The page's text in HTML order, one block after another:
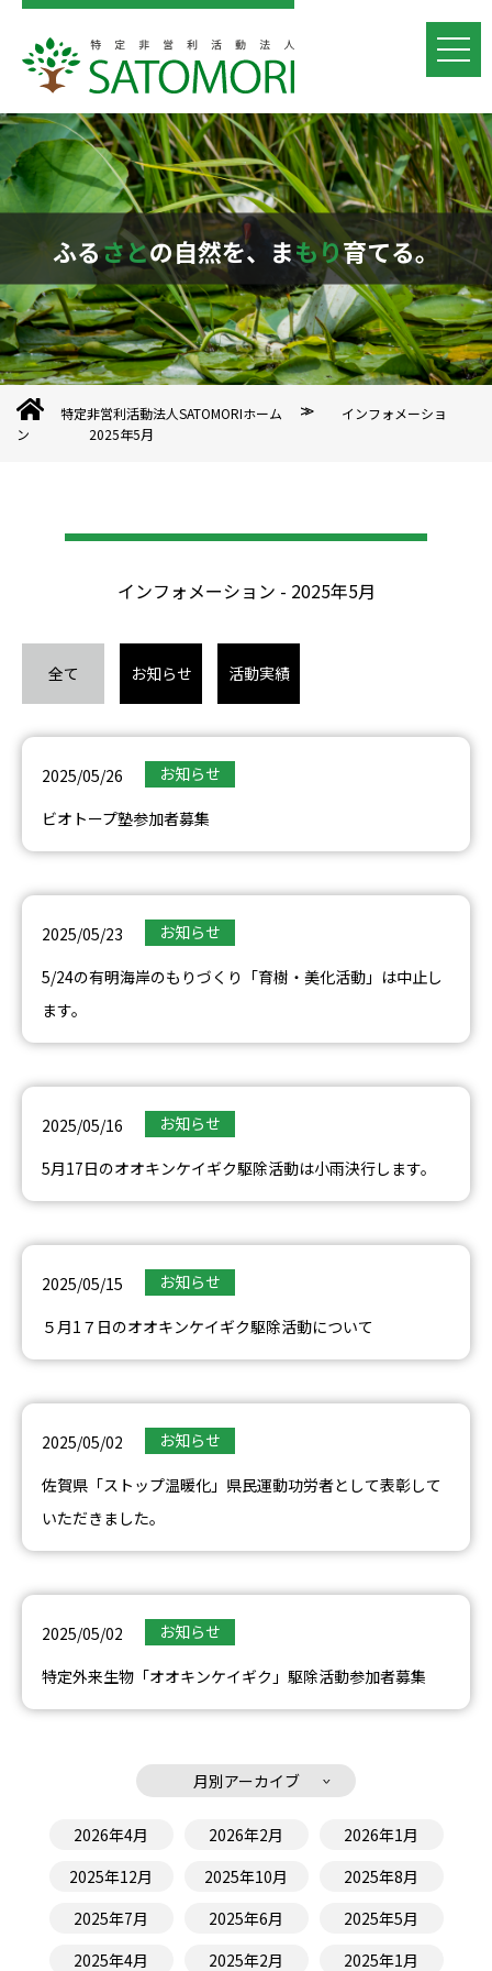
ふるさとの自然を、まもり育てる。
特定非営利活動法人SATOMORIホーム
インフォメーショ
ン
2025年5月
インフォメーション - 2025年5月
全て お知らせ 活動実績
2025/05/26 お知らせ
ビオトープ塾参加者募集
2025/05/23 お知らせ
5/24の有明海岸のもりづくり「育樹・美化活動」は中止し
ます。
2025/05/16 お知らせ
5月17日のオオキンケイギク駆除活動は小雨決行します。
2025/05/15 お知らせ
５月1７日のオオキンケイギク駆除活動について
2025/05/02 お知らせ
佐賀県「ストップ温暖化」県民運動功労者として表彰して
いただきました。
2025/05/02 お知らせ
特定外来生物「オオキンケイギク」駆除活動参加者募集
月別アーカイブ
2026年4月 2026年2月
2026年1月
2025年12月
2025年10月
2025年8月
2025年7月
2025年6月
2025年5月
2025年4月
2025年2月 2025年1月